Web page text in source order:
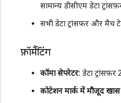
सामान्य डीसीएम डेटा
सभी डेटा ट्रांसफ़र और मैच
फ़ॉर्मैटिंग
कॉमा सेपरेटर: डेटा
कोटेशन मार्क में मौजूद खास